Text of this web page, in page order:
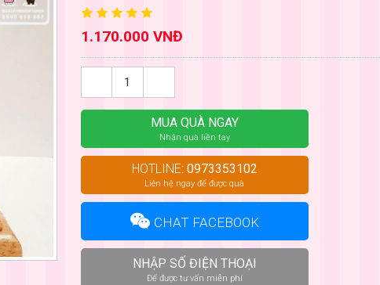
1.170.000 VNĐ
MUA QUÀ NGAY
Nhận quà liền tay
HOTLINE: 0973353102
Liên hệ ngay để được quà
CHAT FACEBOOK
NHẬP SỐ ĐIỆN THOẠI
Để được tư vấn miễn phí